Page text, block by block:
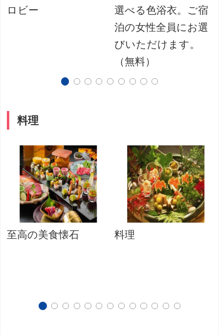
ロビー
選べる色浴衣。ご宿
泊の女性全員にお選
びいただけます。
（無料）
料理
至高の美食懐石 料理